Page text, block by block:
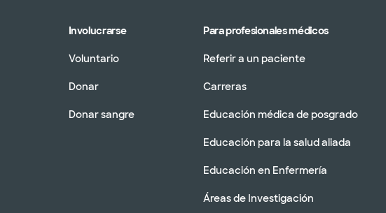
Involucrarse
Voluntario
Donar
Donar sangre
Para profesionales médicos
Referir a un paciente
Carreras
Educación médica de posgrado
Educación para la salud aliada
Educación en Enfermería
Áreas de Investigación